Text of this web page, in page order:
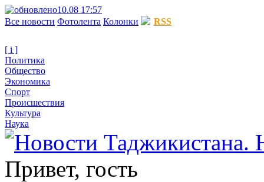
10.08 17:57
Все новости Фотолента Колонки RSS
[ i ]
Политика
Общество
Экономика
Спорт
Происшествия
Культура
Наука
Привет, гость